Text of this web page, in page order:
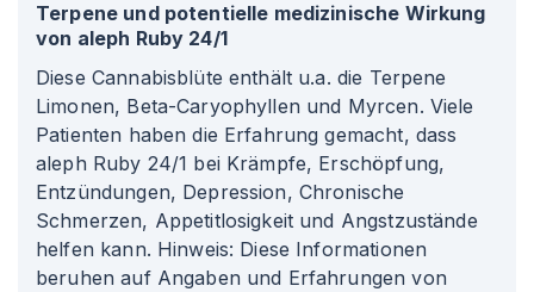
Terpene und potentielle medizinische Wirkung
von aleph Ruby 24/1
Diese Cannabisblüte enthält u.a. die Terpene
Limonen, Beta-Caryophyllen und Myrcen. Viele
Patienten haben die Erfahrung gemacht, dass
aleph Ruby 24/1 bei Krämpfe, Erschöpfung,
Entzündungen, Depression, Chronische
Schmerzen, Appetitlosigkeit und Angstzustände
helfen kann. Hinweis: Diese Informationen
beruhen auf Angaben und Erfahrungen von